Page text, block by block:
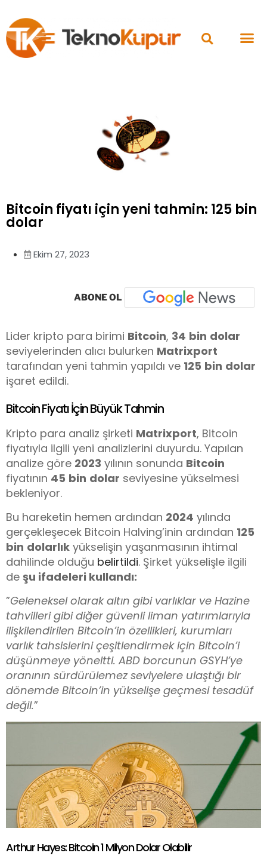
Bitcoin fiyatı için yeni tahmin: 125 bin
dolar
Ekim 27, 2023
ABONE OL
Lider kripto para birimi Bitcoin, 34 bin dolar
seviyelerinden alıcı bulurken Matrixport
tarafından yeni tahmin yapıldı ve 125 bin dolar
işaret edildi.
Bitcoin Fiyatı İçin Büyük Tahmin
Kripto para analiz şirketi Matrixport, Bitcoin
fiyatıyla ilgili yeni analizlerini duyurdu. Yapılan
analize göre 2023 yılının sonunda Bitcoin
fiyatının 45 bin dolar seviyesine yükselmesi
bekleniyor.
Bu hareketin hemen ardından 2024 yılında
gerçekleşecek Bitcoin Halving’inin ardından 125
bin dolarlık yükselişin yaşanmasının ihtimal
dahilinde olduğu belirtildi. Şirket yükselişle ilgili
de şu ifadeleri kullandı:
”Geleneksel olarak altın gibi varlıklar ve Hazine
tahvilleri gibi diğer güvenli liman yatırımlarıyla
ilişkilendirilen Bitcoin’in özellikleri, kurumları
varlık tahsislerini çeşitlendirmek için Bitcoin’i
düşünmeye yöneltti. ABD borcunun GSYH’ye
oranının sürdürülemez seviyelere ulaştığı bir
dönemde Bitcoin’in yükselişe geçmesi tesadüf
değil.”
Arthur Hayes: Bitcoin 1 Milyon Dolar Olabilir